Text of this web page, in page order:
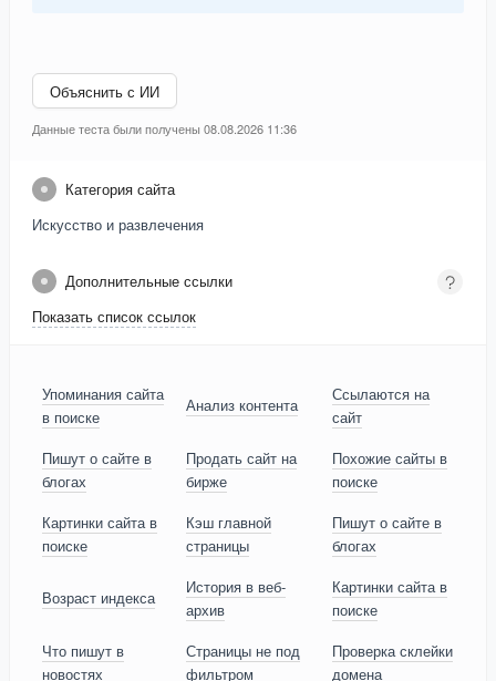
Объяснить с ИИ
Данные теста были получены 08.08.2026 11:36
Категория сайта
Искусство и развлечения
Дополнительные ссылки
Показать список ссылок
Упоминания сайта
в поиске
Анализ контента
Ссылаются на
сайт
Пишут о сайте в
блогах
Продать сайт на
бирже
Похожие сайты в
поиске
Картинки сайта в
поиске
Кэш главной
страницы
Пишут о сайте в
блогах
Возраст индекса
История в веб-
архив
Картинки сайта в
поиске
Что пишут в
новостях
Страницы не под
фильтром
Проверка склейки
домена